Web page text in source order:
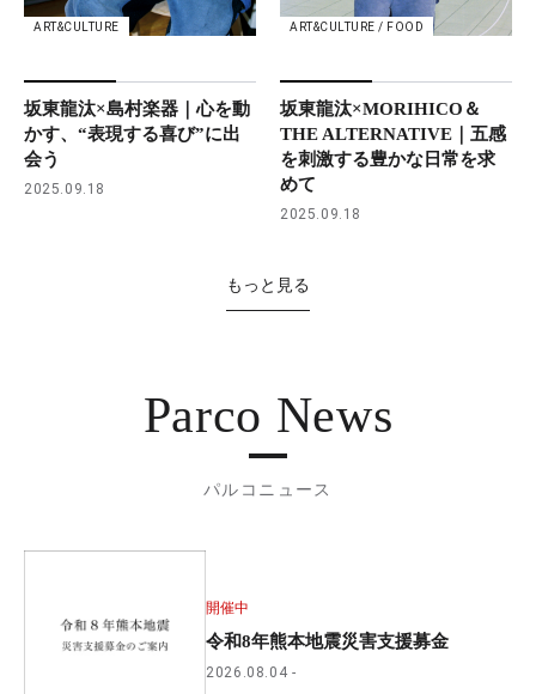
ART&CULTURE
坂東龍汰×島村楽器｜心を動
かす、“表現する喜び”に出
会う
2025.09.18
ART&CULTURE / FOOD
坂東龍汰×MORIHICO＆
THE ALTERNATIVE｜五感
を刺激する豊かな日常を求
めて
2025.09.18
もっと見る
Parco News
パルコニュース
開催中
令和8年熊本地震災害支援募金
2026.08.04